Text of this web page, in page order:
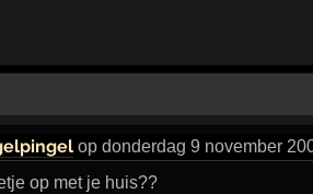
op donderdag 9 november
op met je huis??